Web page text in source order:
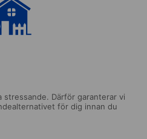
Därför garanterar vi
för dig innan du